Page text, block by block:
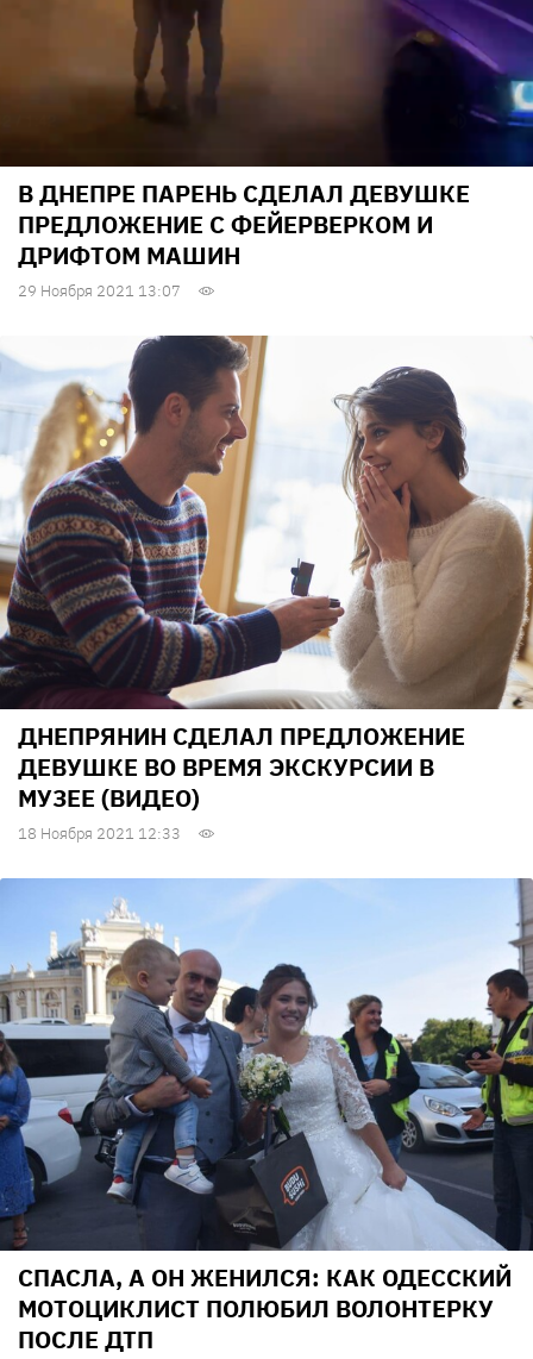
В ДНЕПРЕ ПАРЕНЬ СДЕЛАЛ ДЕВУШКЕ
ПРЕДЛОЖЕНИЕ С ФЕЙЕРВЕРКОМ И
ДРИФТОМ МАШИН
29 Ноября 2021 13:07
ДНЕПРЯНИН СДЕЛАЛ ПРЕДЛОЖЕНИЕ
ДЕВУШКЕ ВО ВРЕМЯ ЭКСКУРСИИ В
МУЗЕЕ (ВИДЕО)
18 Ноября 2021 12:33
СПАСЛА, А ОН ЖЕНИЛСЯ: КАК ОДЕССКИЙ
МОТОЦИКЛИСТ ПОЛЮБИЛ ВОЛОНТЕРКУ
ПОСЛЕ ДТП